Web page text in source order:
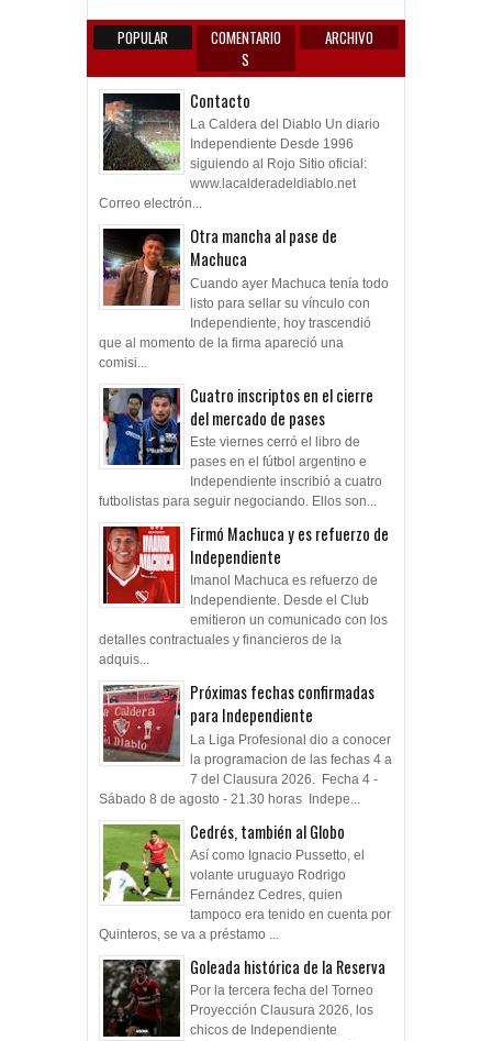
POPULAR
COMENTARIO
S
ARCHIVO
Contacto
La Caldera del Diablo Un diario
Independiente Desde 1996
siguiendo al Rojo Sitio oficial:
www.lacalderadeldiablo.net
Correo electrón...
Otra mancha al pase de
Machuca
Cuando ayer Machuca tenía todo
listo para sellar su vínculo con
Independiente, hoy trascendió
que al momento de la firma apareció una
comisi...
Cuatro inscriptos en el cierre
del mercado de pases
Este viernes cerró el libro de
pases en el fútbol argentino e
Independiente inscribió a cuatro
futbolistas para seguir negociando. Ellos son...
Firmó Machuca y es refuerzo de
Independiente
Imanol Machuca es refuerzo de
Independiente. Desde el Club
emitieron un comunicado con los
detalles contractuales y financieros de la
adquis...
Próximas fechas confirmadas
para Independiente
La Liga Profesional dio a conocer
la programacion de las fechas 4 a
7 del Clausura 2026. Fecha 4 -
Sábado 8 de agosto - 21.30 horas Indepe...
Cedrés, también al Globo
Así como Ignacio Pussetto, el
volante uruguayo Rodrigo
Fernández Cedres, quien
tampoco era tenido en cuenta por
Quinteros, se va a préstamo ...
Goleada histórica de la Reserva
Por la tercera fecha del Torneo
Proyección Clausura 2026, los
chicos de Independiente